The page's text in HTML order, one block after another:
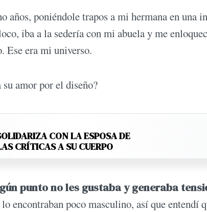
años, poniéndole trapos a mi hermana en una
iba a la sedería con mi abuela y me
Ese era mi universo.
amor por el diseño?
CON LA ESPOSA DE
CRÍTICAS A SU CUERPO
punto no les gustaba y generaba
encontraban poco masculino, así que entendí